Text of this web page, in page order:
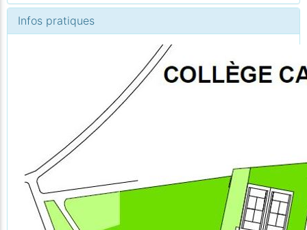
Infos pratiques